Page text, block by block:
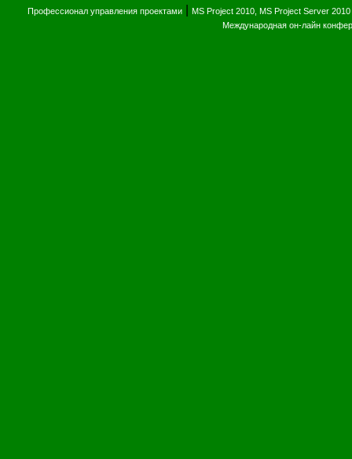
Профессионал управления проектами MS Project 2010, MS Project Server 2010
Международная он-лайн